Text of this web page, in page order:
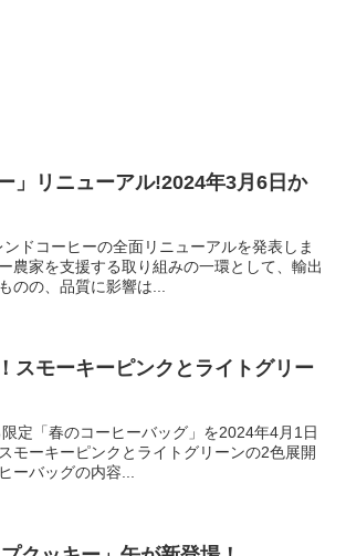
」リニューアル!2024年3月6日か
ドコーヒーの全面リニューアルを発表しま
農家を支援する取り組みの一環として、輸出
のの、品質に影響は...
スモーキーピンクとライトグリー
定「春のコーヒーバッグ」を2024年4月1日
モーキーピンクとライトグリーンの2色展開
ーバッグの内容...